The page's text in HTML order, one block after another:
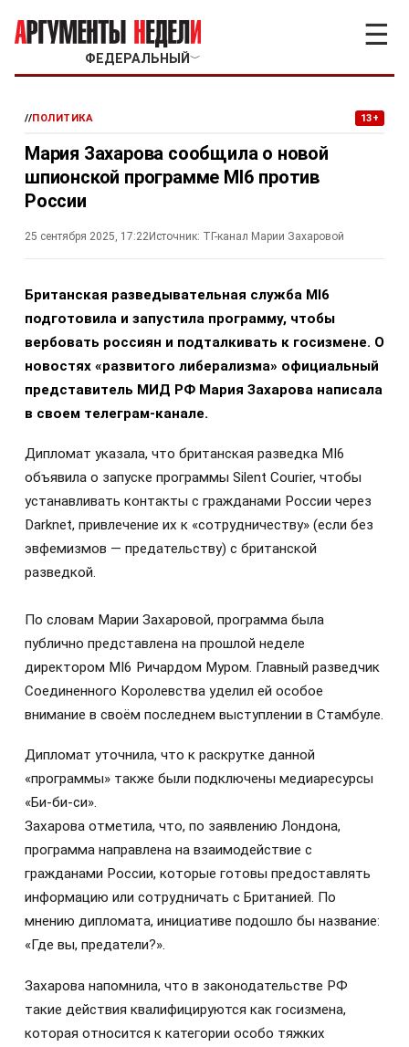
ФЕДЕРАЛЬНЫЙ ﹀
☰
//ПОЛИТИКА 13+
Мария Захарова сообщила о новой
шпионской программе MI6 против
России
25 сентября 2025, 17:22Источник: ТГ-канал Марии Захаровой
Британская разведывательная служба MI6
подготовила и запустила программу, чтобы
вербовать россиян и подталкивать к госизмене. О
новостях «развитого либерализма» официальный
представитель МИД РФ Мария Захарова написала
в своем телеграм-канале.
Дипломат указала, что британская разведка MI6
объявила о запуске программы Silent Courier, чтобы
устанавливать контакты с гражданами России через
Darknet, привлечение их к «сотрудничеству» (если без
эвфемизмов — предательству) с британской
разведкой.
По словам Марии Захаровой, программа была
публично представлена на прошлой неделе
директором MI6 Ричардом Муром. Главный разведчик
Соединенного Королевства уделил ей особое
внимание в своём последнем выступлении в Стамбуле.
Дипломат уточнила, что к раскрутке данной
«программы» также были подключены медиаресурсы
«Би-би-си».
Захарова отметила, что, по заявлению Лондона,
программа направлена на взаимодействие с
гражданами России, которые готовы предоставлять
информацию или сотрудничать с Британией. По
мнению дипломата, инициативе подошло бы название:
«Где вы, предатели?».
Захарова напомнила, что в законодательстве РФ
такие действия квалифицируются как госизмена,
которая относится к категории особо тяжких